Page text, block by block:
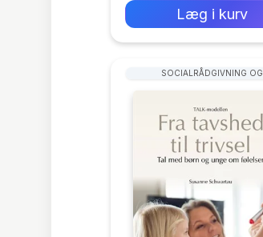
Læg i kurv
SOCIALRÅDGIVNING OG